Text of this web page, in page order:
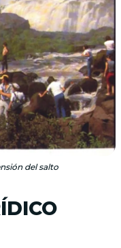
del salto